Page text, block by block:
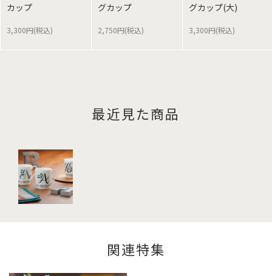
カップ
3,300円(税込)
グカップ
2,750円(税込)
グカップ(大)
3,300円(税込)
最近見た商品
関連特集